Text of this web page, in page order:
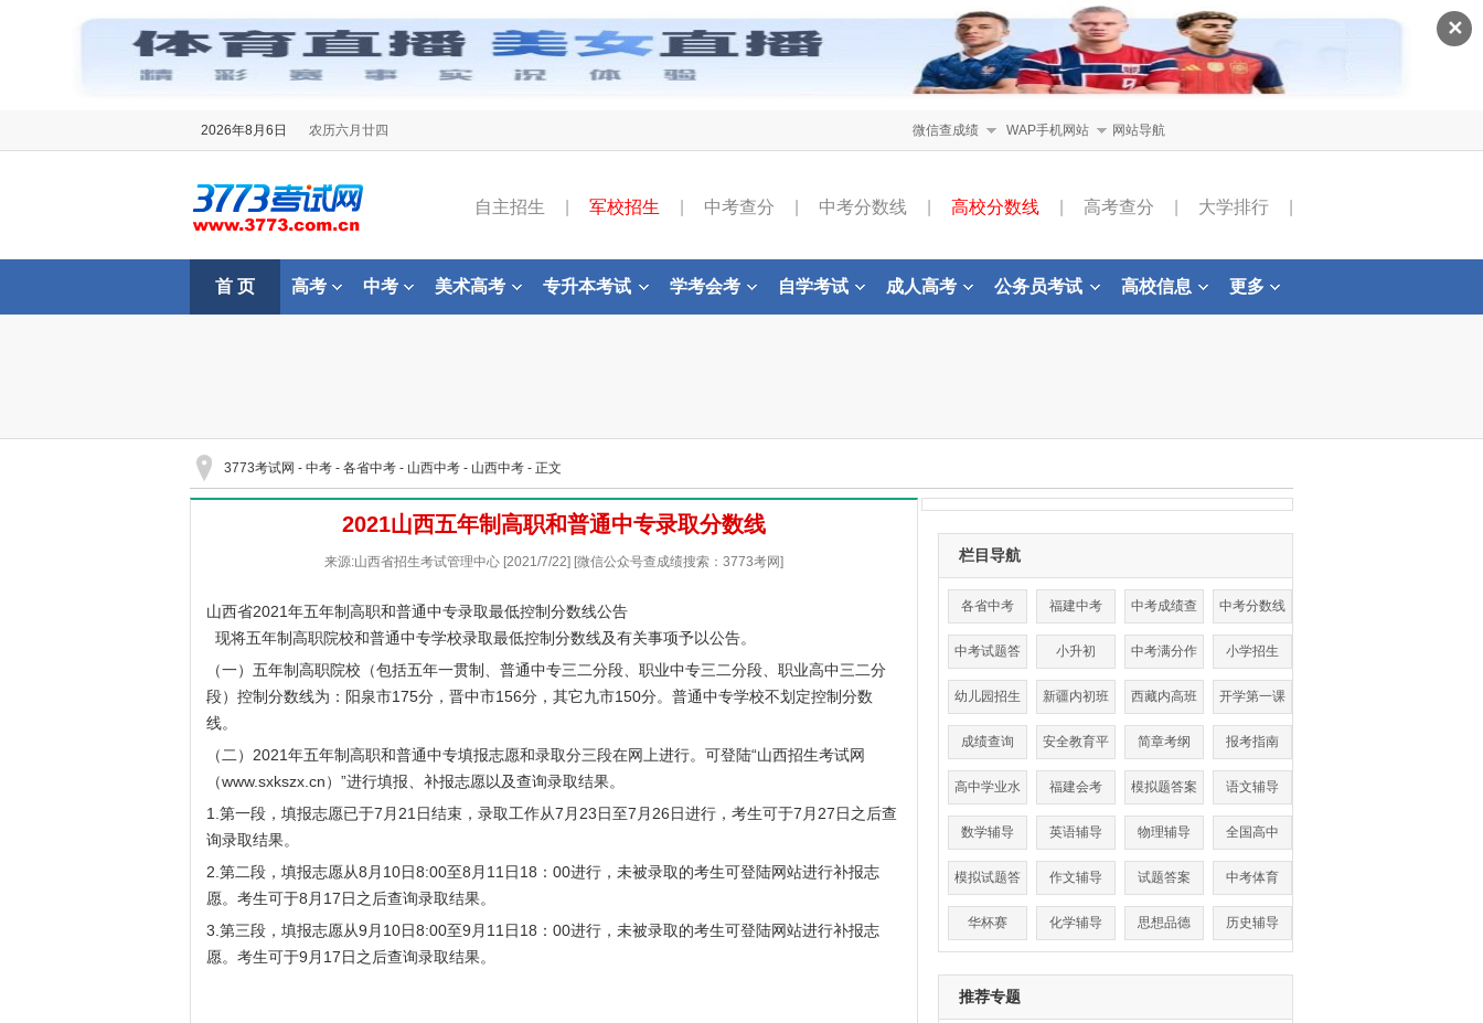
✕
2026年8月6日 农历六月廿四 微信查成绩 WAP手机网站 网站导航
自主招生 军校招生 中考查分 中考分数线 高校分数线 高考查分 大学排行
首 页 高考 中考 美术高考 专升本考试 学考会考 自学考试 成人高考 公务员考试 高校信息 更多
3773考试网 - 中考 - 各省中考 - 山西中考 - 山西中考 - 正文
2021山西五年制高职和普通中专录取分数线
来源:山西省招生考试管理中心 [2021/7/22] [微信公众号查成绩搜索：3773考网]
山西省2021年五年制高职和普通中专录取最低控制分数线公告
现将五年制高职院校和普通中专学校录取最低控制分数线及有关事项予以公告。
（一）五年制高职院校（包括五年一贯制、普通中专三二分段、职业中专三二分段、职业高中三二分
段）控制分数线为：阳泉市175分，晋中市156分，其它九市150分。普通中专学校不划定控制分数
线。
（二）2021年五年制高职和普通中专填报志愿和录取分三段在网上进行。可登陆“山西招生考试网
（www.sxkszx.cn）”进行填报、补报志愿以及查询录取结果。
1.第一段，填报志愿已于7月21日结束，录取工作从7月23日至7月26日进行，考生可于7月27日之后查
询录取结果。
2.第二段，填报志愿从8月10日8:00至8月11日18：00进行，未被录取的考生可登陆网站进行补报志
愿。考生可于8月17日之后查询录取结果。
3.第三段，填报志愿从9月10日8:00至9月11日18：00进行，未被录取的考生可登陆网站进行补报志
愿。考生可于9月17日之后查询录取结果。
栏目导航
各省中考 福建中考 中考成绩查
询
中考分数线
中考试题答
案
小升初 中考满分作
文
小学招生
幼儿园招生 新疆内初班 西藏内高班 开学第一课
成绩查询 安全教育平
台
简章考纲 报考指南
高中学业水
平考试
福建会考 模拟题答案 语文辅导
数学辅导 英语辅导 物理辅导 全国高中
模拟试题答
案
作文辅导 试题答案 中考体育
华杯赛 化学辅导 思想品德 历史辅导
推荐专题